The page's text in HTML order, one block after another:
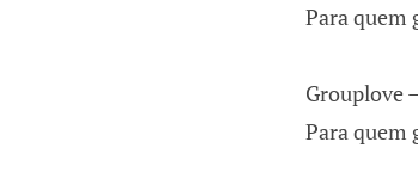
Para quem
Grouplove –
Para quem